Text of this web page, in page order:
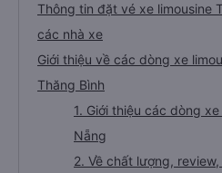
Thông tin đặt vé xe limousine
các nhà xe
Giới thiệu về các dòng xe
Thăng Bình
1. Giới thiệu các dòng
Nẵng
2. Về chất lượng,